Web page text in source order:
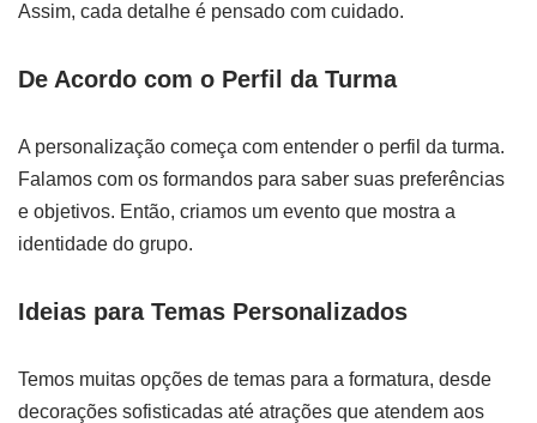
Assim, cada detalhe é pensado com cuidado.
De Acordo com o Perfil da Turma
A personalização começa com entender o perfil da turma.
Falamos com os formandos para saber suas preferências
e objetivos. Então, criamos um evento que mostra a
identidade do grupo.
Ideias para Temas Personalizados
Temos muitas opções de temas para a formatura, desde
decorações sofisticadas até atrações que atendem aos